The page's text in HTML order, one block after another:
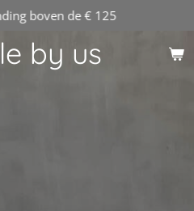
by us
boven de € 125